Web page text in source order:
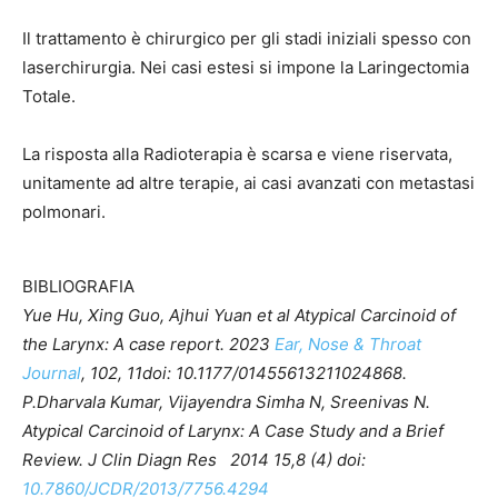
Il trattamento è chirurgico per gli stadi iniziali spesso con
laserchirurgia. Nei casi estesi si impone la Laringectomia
Totale.
La risposta alla Radioterapia è scarsa e viene riservata,
unitamente ad altre terapie, ai casi avanzati con metastasi
polmonari.
BIBLIOGRAFIA
Yue Hu, Xing Guo, Ajhui Yuan et al Atypical Carcinoid of
the Larynx: A case report. 2023 Ear, Nose & Throat
Journal, 102, 11doi: 10.1177/01455613211024868.
P.Dharvala Kumar, Vijayendra Simha N, Sreenivas N.
Atypical Carcinoid of Larynx: A Case Study and a Brief
Review. J Clin Diagn Res 2014 15,8 (4) doi:
10.7860/JCDR/2013/7756.4294